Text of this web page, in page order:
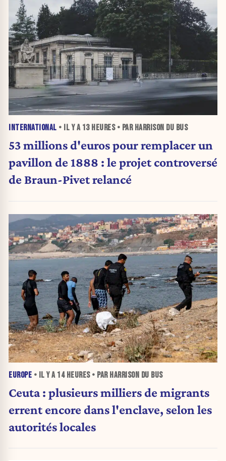
INTERNATIONAL • IL Y A 13 HEURES• PAR HARRISON DU BUS
53 millions d'euros pour remplacer un
pavillon de 1888 : le projet controversé
de Braun-Pivet relancé
EUROPE • IL Y A 14 HEURES• PAR HARRISON DU BUS
Ceuta : plusieurs milliers de migrants
errent encore dans l'enclave, selon les
autorités locales